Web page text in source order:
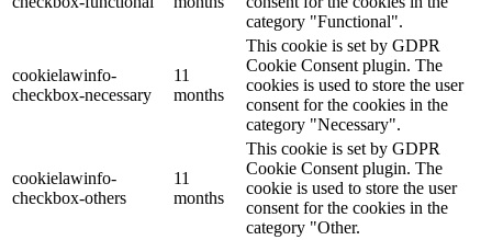
category "Functional".
cookielawinfo-
checkbox-necessary
11
months
This cookie is set by GDPR
Cookie Consent plugin. The
cookies is used to store the user
consent for the cookies in the
category "Necessary".
cookielawinfo-
checkbox-others
11
months
This cookie is set by GDPR
Cookie Consent plugin. The
cookie is used to store the user
consent for the cookies in the
category "Other.